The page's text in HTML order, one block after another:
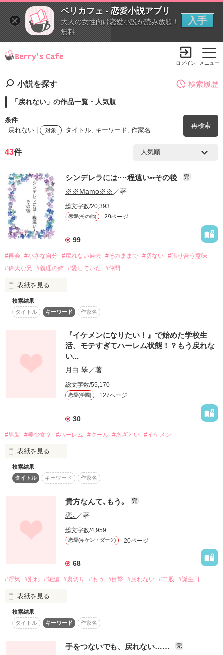
ベリカフェ - 恋愛小説アプリ
大人の女性向け恋愛小説が読み放題！
無料
入手
メニュー
ログイン
小説を探す
「戻れない」の作品一覧・人気順
条件
戻れない |
対象 タイトル, キーワード, 作家名
再検索
検索ワード
を含む
詳しく検索
タイトル キーワード
ジャンル
ステータス 全て
長編 中編
スターツ出版小説投稿サイト合同企画「1話からの長編大
賞」ベリーズカフェ会場
その他の条件 動画あり
検索履歴
43件
シンデレラには····程遠い••その後 完
※※Mamo※※ ／著
総文字数/20,393
恋愛(その他) 29ページ
99
#再会 #小さな自分 #戻れない過去 #そのままで #切ない #張り合う意味
#偉大な兄 #義理の姉 #愛していた #仲間
表紙を見る
「65作品目」
完結致しました。
読んで頂けましたら
嬉しい限りです。
あわない、つまらないと
思われましたら
宜しくお願い致します。
※※Mamo※※で、ございました。
続編を書いて見ました。
甘いものは、苦手ですので
時間がかかるかもしれません。
作品を読む
検索結果
タイトル
キーワード 作家名
『イケメンになりたい！』で始めた学校生
活、モテすぎてハーレム状態！？もう戻れな
い...
月白 翠／著
総文字数/55,170
恋愛(学園) 127ページ
30
#男装 #美少女？ #ハーレム #クール #あざとい #イケメン
表紙を見る
『イケメンになりたい！』
（男子じゃなくて女子に人気になりたい...）
そんなこんなで始めた男装生活──
思ったよりも好評で！？
・もしかして私、男装似合うのでは？
※モテます。
でも、女子に人気！なんて通り越してハーレム状態！
もう後戻りはできない、このまま男として生きていくしか....
検索結果
タイトル
キーワード 作家名
貴方なんて､もう｡ 完
恋｡ ／著
総文字数/4,959
恋愛(キケン・ダーク) 20ページ
68
#浮気 #別れ #短編 #裏切り #もう #目撃 #戻れない #二股 #誕生日
表紙を見る
検索結果
タイトル
キーワード 作家名
手をつないでも、戻れない…… 完